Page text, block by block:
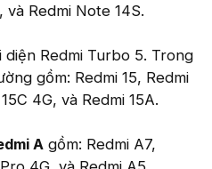
Redmi Note 14S.
diện Redmi Turbo 5. Trong
gồm: Redmi 15, Redmi
4G, và Redmi 15A.
A gồm: Redmi A7,